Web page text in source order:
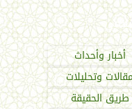
أخبار وأحداث
وتحليلات
طريق الحقيقة